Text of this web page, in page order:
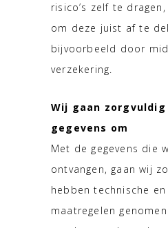
risico’s zelf te
om deze juist af te
bijvoorbeeld door
verzekering.
Wij gaan
gegevens om
Met de gegevens die
ontvangen, gaan wij
hebben technische
maatregelen